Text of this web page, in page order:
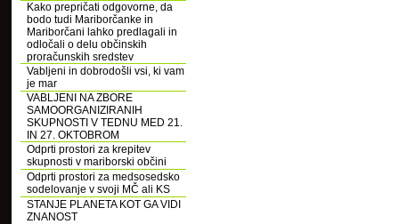
Kako prepričati odgovorne, da
bodo tudi Mariborčanke in
Mariborčani lahko predlagali in
odločali o delu občinskih
proračunskih sredstev
Vabljeni in dobrodošli vsi, ki vam
je mar
VABLJENI NA ZBORE
SAMOORGANIZIRANIH
SKUPNOSTI V TEDNU MED 21.
IN 27. OKTOBROM
Odprti prostori za krepitev
skupnosti v mariborski občini
Odprti prostori za medsosedsko
sodelovanje v svoji MČ ali KS
STANJE PLANETA KOT GA VIDI
ZNANOST